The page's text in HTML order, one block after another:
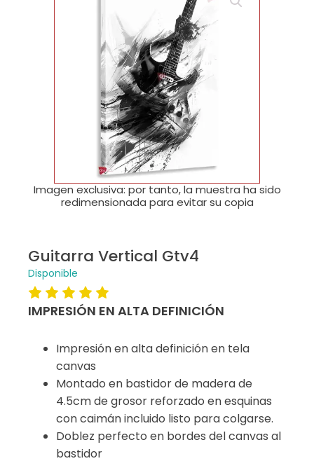
🔍
Imagen exclusiva: por tanto, la muestra ha sido
redimensionada para evitar su copia
Guitarra Vertical Gtv4
Disponible
IMPRESIÓN EN ALTA DEFINICIÓN
Impresión en alta definición en tela
canvas
Montado en bastidor de madera de
4.5cm de grosor reforzado en esquinas
con caimán incluido listo para colgarse.
Doblez perfecto en bordes del canvas al
bastidor